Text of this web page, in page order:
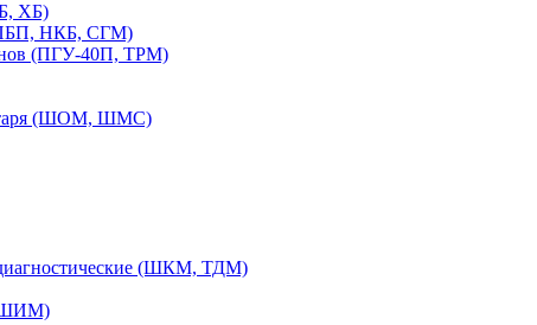
ХБ)
НКБ, СГМ)
(ПГУ-40П, ТРМ)
(ШОМ, ШМС)
(ШКМ, ТДМ)
(ШИМ)